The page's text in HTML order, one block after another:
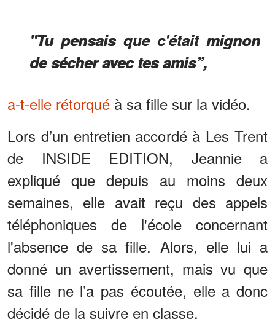
"Tu pensais que c'était mignon
de sécher avec tes amis”,
a-t-elle rétorqué à sa fille sur la vidéo.
Lors d’un entretien accordé à Les Trent
de INSIDE EDITION, Jeannie a
expliqué que depuis au moins deux
semaines, elle avait reçu des appels
téléphoniques de l'école concernant
l'absence de sa fille. Alors, elle lui a
donné un avertissement, mais vu que
sa fille ne l’a pas écoutée, elle a donc
décidé de la suivre en classe.